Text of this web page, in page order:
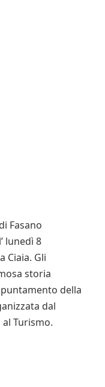
Fasano
lunedì 8
Ciaia. Gli
storia
della
dal
al Turismo.